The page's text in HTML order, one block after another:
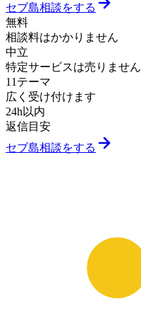
セブ島相談をする
無料
相談料はかかりません
中立
特定サービスは売りません
11テーマ
広く受け付けます
24h以内
返信目安
セブ島相談をする